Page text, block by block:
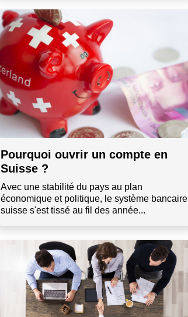
Pourquoi ouvrir un compte en
Suisse ?
Avec une stabilité du pays au plan
économique et politique, le système bancaire
suisse s'est tissé au fil des année...